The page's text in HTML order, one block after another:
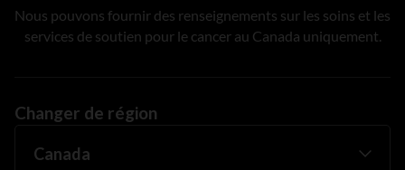
Nous pouvons fournir des renseignements sur les soins et les
services de soutien pour le cancer au Canada uniquement.
Changer de région